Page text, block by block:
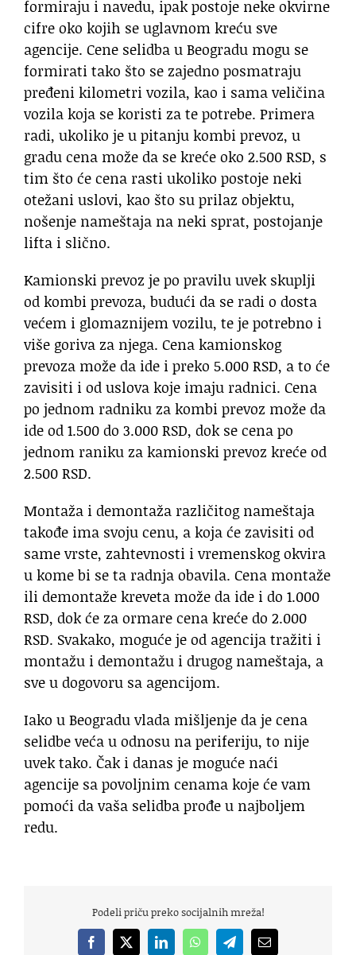
formiraju i navedu, ipak postoje neke okvirne
cifre oko kojih se uglavnom kreću sve
agencije. Cene selidba u Beogradu mogu se
formirati tako što se zajedno posmatraju
pređeni kilometri vozila, kao i sama veličina
vozila koja se koristi za te potrebe. Primera
radi, ukoliko je u pitanju kombi prevoz, u
gradu cena može da se kreće oko 2.500 RSD, s
tim što će cena rasti ukoliko postoje neki
otežani uslovi, kao što su prilaz objektu,
nošenje nameštaja na neki sprat, postojanje
lifta i slično.
Kamionski prevoz je po pravilu uvek skuplji
od kombi prevoza, budući da se radi o dosta
većem i glomaznijem vozilu, te je potrebno i
više goriva za njega. Cena kamionskog
prevoza može da ide i preko 5.000 RSD, a to će
zavisiti i od uslova koje imaju radnici. Cena
po jednom radniku za kombi prevoz može da
ide od 1.500 do 3.000 RSD, dok se cena po
jednom raniku za kamionski prevoz kreće od
2.500 RSD.
Montaža i demontaža različitog nameštaja
takođe ima svoju cenu, a koja će zavisiti od
same vrste, zahtevnosti i vremenskog okvira
u kome bi se ta radnja obavila. Cena montaže
ili demontaže kreveta može da ide i do 1.000
RSD, dok će za ormare cena kreće do 2.000
RSD. Svakako, moguće je od agencija tražiti i
montažu i demontažu i drugog nameštaja, a
sve u dogovoru sa agencijom.
Iako u Beogradu vlada mišljenje da je cena
selidbe veća u odnosu na periferiju, to nije
uvek tako. Čak i danas je moguće naći
agencije sa povoljnim cenama koje će vam
pomoći da vaša selidba prođe u najboljem
redu.
Podeli priču preko socijalnih mreža!
Facebook
X LinkedInWhatsAppTelegramEmail